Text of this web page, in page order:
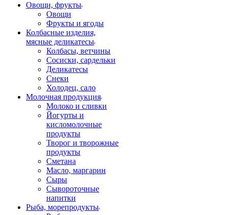
Овощи, фрукты
Овощи
Фрукты и ягоды
Колбасные изделия,
мясные деликатесы
Колбасы, ветчины
Сосиски, сардельки
Деликатесы
Снеки
Холодец, сало
Молочная продукция
Молоко и сливки
Йогурты и
кисломолочные
продукты
Творог и творожные
продукты
Сметана
Масло, маргарин
Сыры
Сывороточные
напитки
Рыба, морепродукты